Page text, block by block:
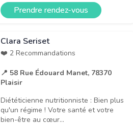
Prendre rendez-vous
Clara Seriset
❤️ 2 Recommandations
📍 58 Rue Édouard Manet, 78370
Plaisir
Diététicienne nutritionniste : Bien plus
qu'un régime ! Votre santé et votre
bien-être au cœur...